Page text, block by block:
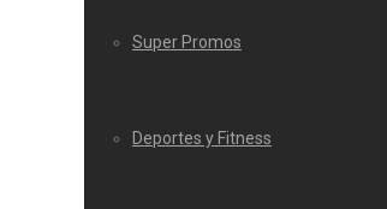
Super Promos
Deportes y Fitness